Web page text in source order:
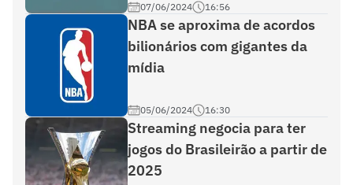
07/06/2024 16:56
NBA se aproxima de acordos
bilionários com gigantes da
mídia
05/06/2024 16:30
Streaming negocia para ter
jogos do Brasileirão a partir de
2025